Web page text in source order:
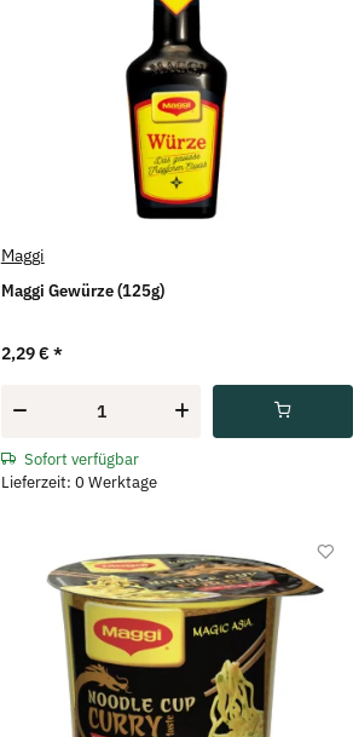
Maggi
Maggi Gewürze (125g)
2,29 € *
Sofort verfügbar
Lieferzeit: 0 Werktage